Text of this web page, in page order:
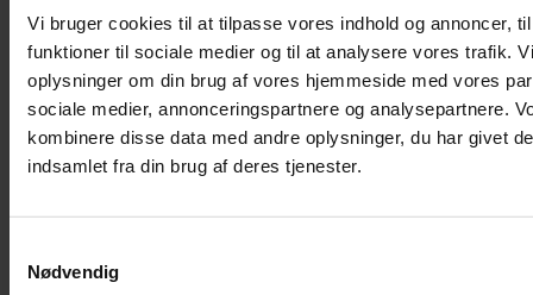
Vi bruger cookies til at tilpasse vores indhold og annoncer,
funktioner til sociale medier og til at analysere vores trafik.
oplysninger om din brug af vores hjemmeside med vores
sociale medier, annonceringspartnere og analysepartnere.
kombinere disse data med andre oplysninger, du har givet
indsamlet fra din brug af deres tjenester.
Nødvendig
Kaninbur
Rottebur
Marsvinebur
Overdækning løbegård